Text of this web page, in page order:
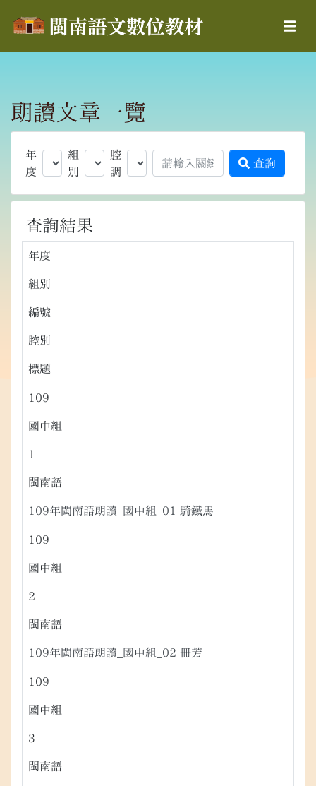
朗讀文章一覽
年
度
組
別
腔
調
查詢
查詢結果
年度
組別
編號
腔別
標題
109
國中組
1
閩南語
109年閩南語朗讀_國中組_01 騎鐵馬
109
國中組
2
閩南語
109年閩南語朗讀_國中組_02 冊芳
109
國中組
3
閩南語